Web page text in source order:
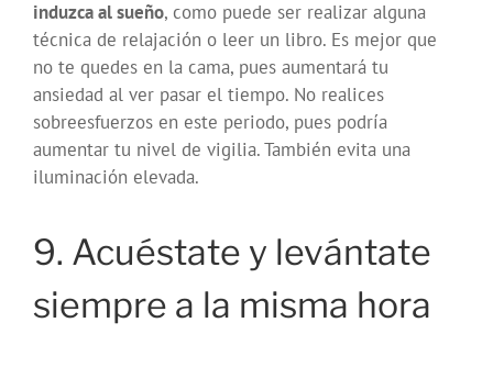
induzca al sueño, como puede ser realizar alguna
técnica de relajación o leer un libro. Es mejor que
no te quedes en la cama, pues aumentará tu
ansiedad al ver pasar el tiempo. No realices
sobreesfuerzos en este periodo, pues podría
aumentar tu nivel de vigilia. También evita una
iluminación elevada.
9. Acuéstate y levántate
siempre a la misma hora